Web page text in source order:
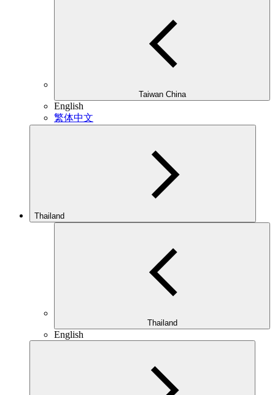
Taiwan China
English
繁体中文
Thailand
Thailand
English